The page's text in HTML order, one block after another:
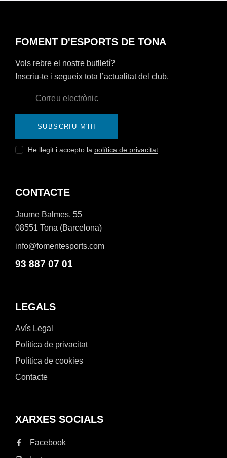
FOMENT D'ESPORTS DE TONA
Vols rebre el nostre butlletí?
Inscriu-te i segueix tota l’actualitat del club.
SUBSCRIU-M'HI
He llegit i accepto la política de privacitat
CONTACTE
Jaume Balmes, 55
08551 Tona (Barcelona)
info@fomentesports.com
93 887 07 01
LEGALS
Avís Legal
Política de privacitat
Política de cookies
Contacte
XARXES SOCIALS
Facebook